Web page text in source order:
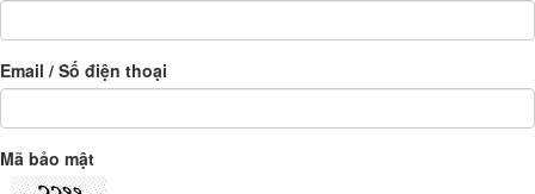
Email / Số điện thoại
Mã bảo mật